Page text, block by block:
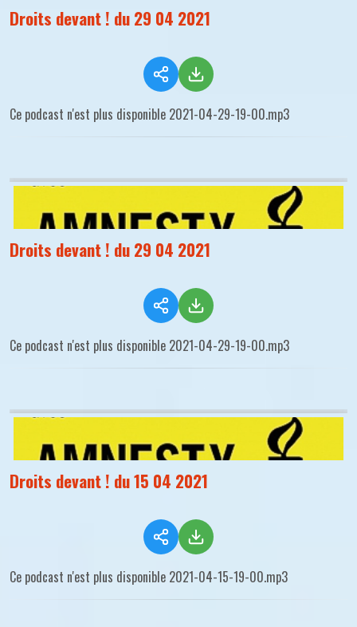
Droits devant ! du 29 04 2021
Ce podcast n'est plus disponible 2021-04-29-19-00.mp3
Droits devant ! du 29 04 2021
Ce podcast n'est plus disponible 2021-04-29-19-00.mp3
Droits devant ! du 15 04 2021
Ce podcast n'est plus disponible 2021-04-15-19-00.mp3